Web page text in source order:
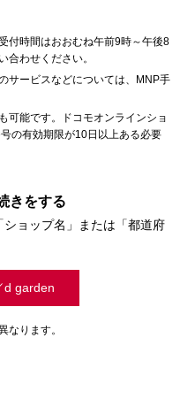
付時間はおおむね午前9時～午後8
合わせください。
サービスなどについては、MNP手
可能です。ドコモオンラインショ
の有効期限が10日以上ある必要
きをする
ョップ名」または「都道府
d garden
なります。